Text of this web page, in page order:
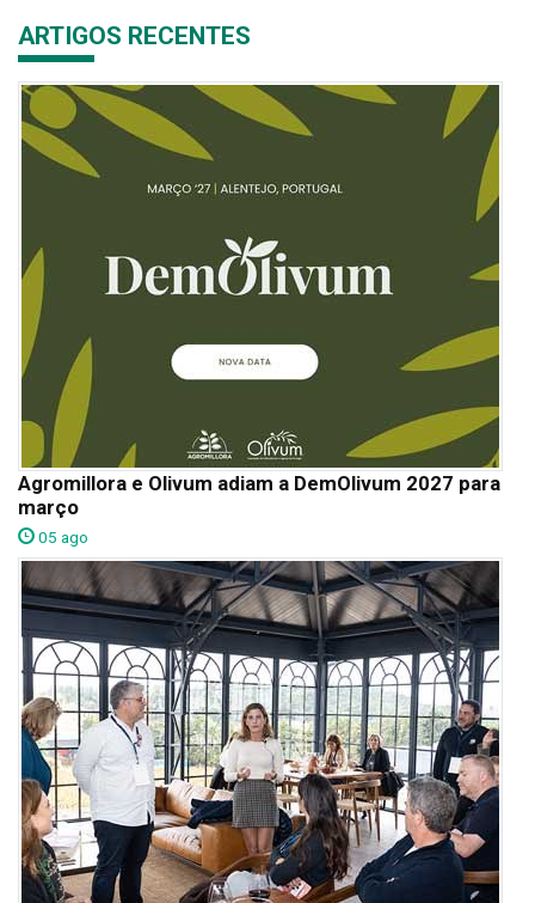
ARTIGOS RECENTES
Agromillora e Olivum adiam a DemOlivum 2027 para
março
05 ago